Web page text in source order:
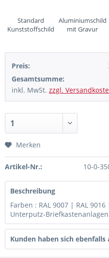
Standard
Kunststoffschild
Aluminiumschild
mit Gravur
Preis:
Gesamtsumme:
inkl. MwSt.zzgl.
Merken
Artikel-Nr.: 10-0-
Beschreibung
Farben : RAL 9007 | RAL
Unterputz-
Kunden haben sich ebenfalls